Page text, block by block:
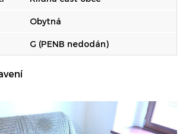
Obytná
G (PENB nedodán)